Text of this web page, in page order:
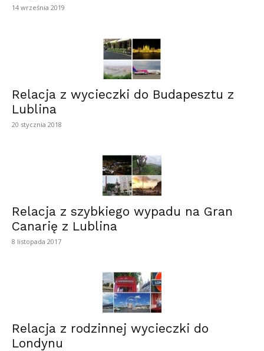
14 września 2019
Relacja z wycieczki do Budapesztu z
Lublina
20 stycznia 2018
Relacja z szybkiego wypadu na Gran
Canarię z Lublina
8 listopada 2017
Relacja z rodzinnej wycieczki do
Londynu